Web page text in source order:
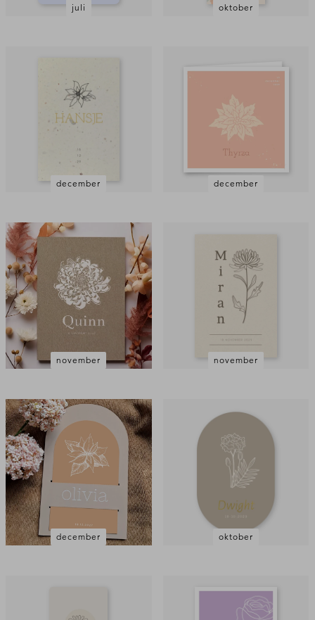
juli oktober
december december
november november
december oktober